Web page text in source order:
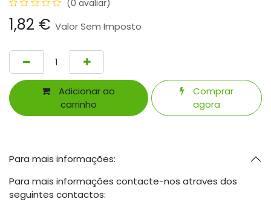
(0 avaliar)
1,82 € Valor Sem Imposto
Adicionar ao
carrinho
Comprar
agora
Para mais informações:
Para mais informações contacte-nos atraves dos
seguintes contactos: